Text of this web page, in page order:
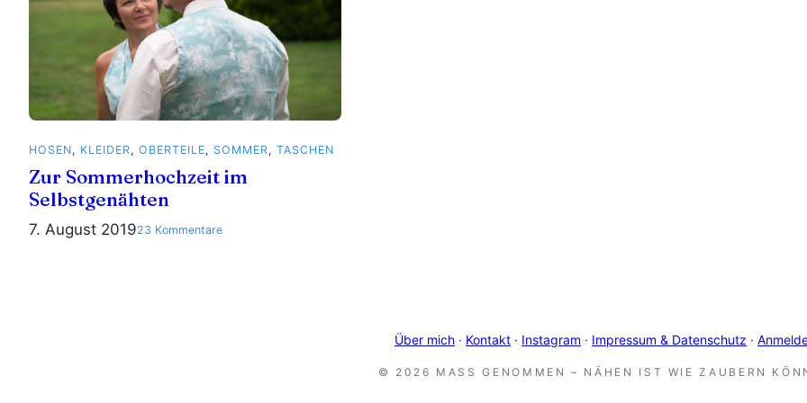
HOSEN, KLEIDER, OBERTEILE, SOMMER, TASCHEN
Zur Sommerhochzeit im
Selbstgenähten
7. August 201923 Kommentarezu
Über mich · Kontakt · Instagram · Impressum & Datenschutz ·
© 2026 MASS GENOMMEN – NÄHEN IST WIE ZAUBERN